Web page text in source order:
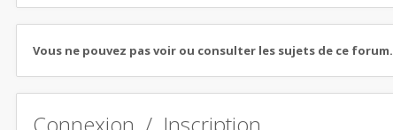
Vous ne pouvez pas voir ou consulter les sujets de ce forum.